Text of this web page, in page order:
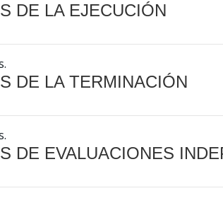
DE LA EJECUCIÓN
DE LA TERMINACIÓN
DE EVALUACIONES